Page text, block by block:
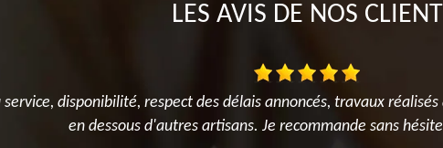
LES AVIS DE NOS
service, disponibilité, respect des délais annoncés, travaux
en dessous d'autres artisans. Je recommande sans